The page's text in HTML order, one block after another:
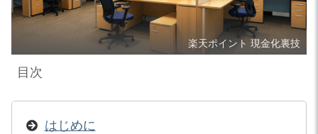
楽天ポイント 現金化裏技
目次
はじめに